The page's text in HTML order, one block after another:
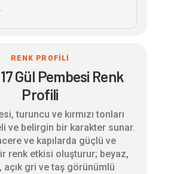
RENK PROFİLİ
Gül Pembesi Renk
Profili
turuncu ve kırmızı tonları
ve belirgin bir karakter sunar.
ve kapılarda güçlü ve
renk etkisi oluşturur; beyaz,
açık gri ve taş görünümlü